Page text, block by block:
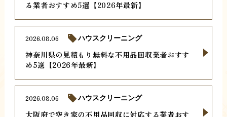
る業者おすすめ5選【2026年最新】
神奈川県の見積もり無料な不用品回収業者おすす
め5選【2026年最新】
2026.08.06 ハウスクリーニング
大阪府で空き家の不用品回収に対応する業者おす
2026.08.06 ハウスクリーニング